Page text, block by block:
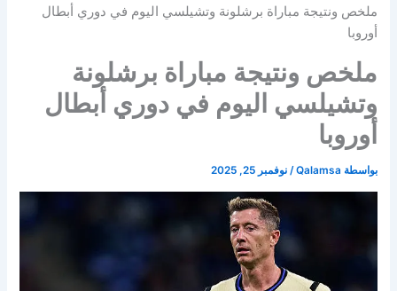
ملخص ونتيجة مباراة برشلونة وتشيلسي اليوم في دوري أبطال
أوروبا
ملخص ونتيجة مباراة برشلونة
وتشيلسي اليوم في دوري أبطال
أوروبا
بواسطة Qalamsa
/نوفمبر 25, 2025